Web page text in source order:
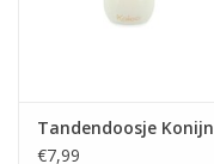
Tandendoosje Konijn
€7,99